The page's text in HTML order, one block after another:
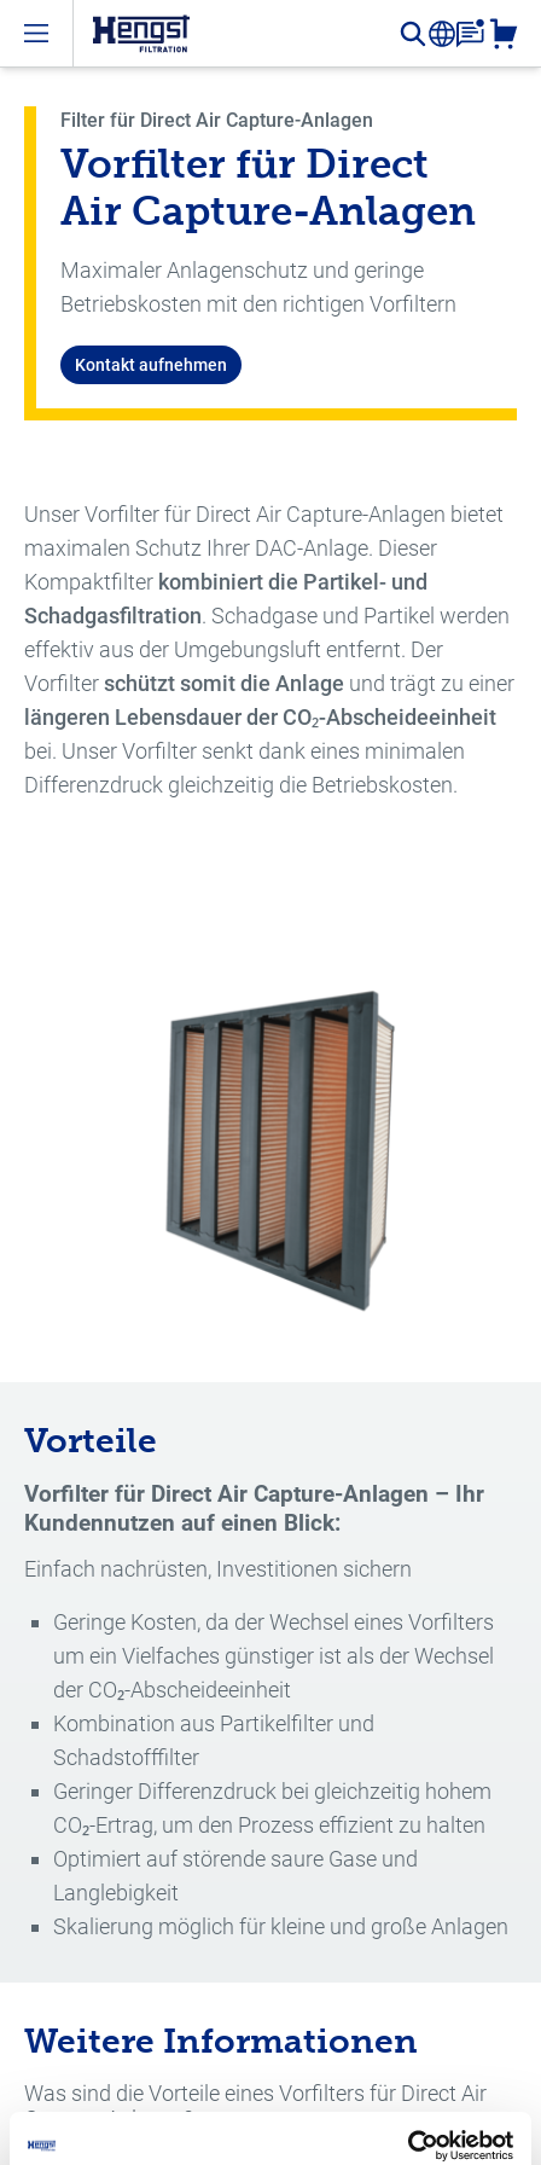
Open menu
Filter für Direct Air Capture-Anlagen
Vorfilter für Direct
Air Capture-Anlagen
Maximaler Anlagenschutz und geringe
Betriebskosten mit den richtigen Vorfiltern
Kontakt aufnehmen
Unser Vorfilter für Direct Air Capture-Anlagen bietet
maximalen Schutz Ihrer DAC-Anlage. Dieser
Kompaktfilter kombiniert die Partikel- und
Schadgasfiltration. Schadgase und Partikel werden
effektiv aus der Umgebungsluft entfernt. Der
Vorfilterschützt somit die Anlage und trägt zu einer
längeren Lebensdauer der CO₂-Abscheideeinheit
bei. Unser Vorfilter senkt dank eines minimalen
Differenzdruck gleichzeitig die Betriebskosten.
Vorteile
Vorfilter für Direct Air Capture-Anlagen – Ihr
Kundennutzen auf einen Blick:
Einfach nachrüsten, Investitionen sichern
Geringe Kosten, da der Wechsel eines Vorfilters
um ein Vielfaches günstiger ist als der Wechsel
der CO₂-Abscheideeinheit
Kombination aus Partikelfilter und
Schadstofffilter
Geringer Differenzdruck bei gleichzeitig hohem
CO₂-Ertrag, um den Prozess effizient zu halten
Optimiert auf störende saure Gase und
Langlebigkeit
Skalierung möglich für kleine und große Anlagen
Weitere Informationen
Was sind die Vorteile eines Vorfilters für Direct Air
Capture-Anlagen?